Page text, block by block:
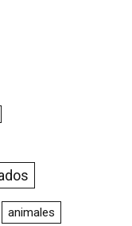
animales